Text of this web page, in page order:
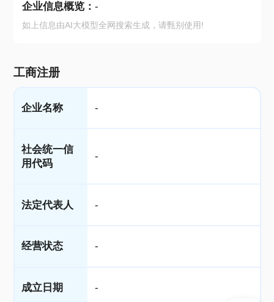
企业信息概览： -
如上信息由AI大模型全网搜索生成，请甄别使用!
工商注册
企业名称 -
社会统一信
用代码
-
法定代表人 -
经营状态 -
成立日期 -